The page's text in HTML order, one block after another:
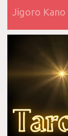
Jigoro Kano